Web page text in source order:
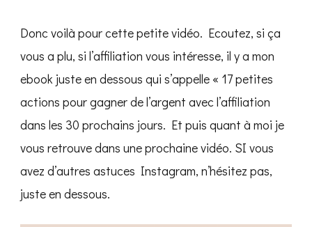
Donc voilà pour cette petite vidéo. Ecoutez, si ça
vous a plu, si l’affiliation vous intéresse, il y a mon
ebook juste en dessous qui s’appelle « 17 petites
actions pour gagner de l’argent avec l’affiliation
dans les 30 prochains jours. Et puis quant à moi je
vous retrouve dans une prochaine vidéo. SI vous
avez d’autres astuces Instagram, n’hésitez pas,
juste en dessous.